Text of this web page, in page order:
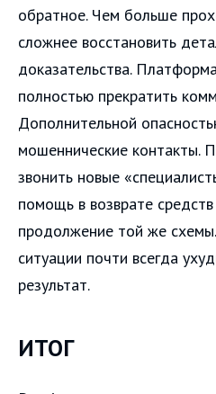
обратное. Чем больше
сложнее восстановить
доказательства.
полностью прекратить
Дополнительной
мошеннические контакты.
звонить новые
помощь в возврате
продолжение той же
ситуации почти всегда
результат.
ИТОГ